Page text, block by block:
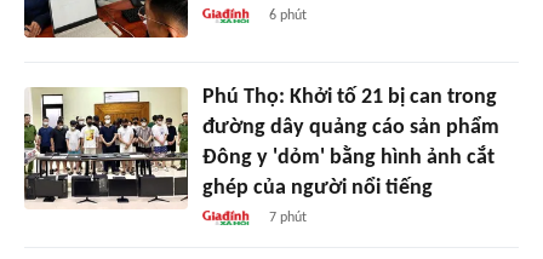
6 phút
Phú Thọ: Khởi tố 21 bị can trong
đường dây quảng cáo sản phẩm
Đông y 'dỏm' bằng hình ảnh cắt
ghép của người nổi tiếng
7 phút